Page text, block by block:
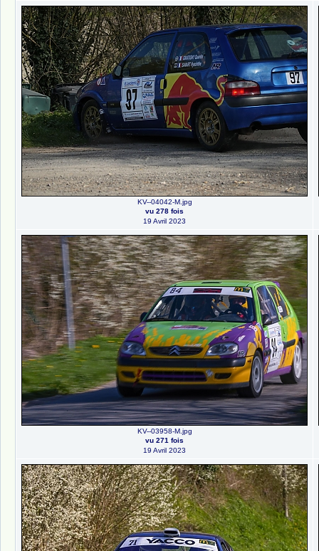
KV--04042-M.jpg
vu 278 fois
19 Avril 2023
KV--03958-M.jpg
vu 271 fois
19 Avril 2023